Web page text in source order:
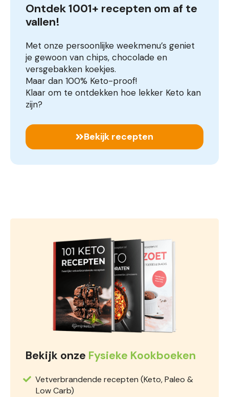
Ontdek 1001+ recepten om af te
vallen!
Met onze persoonlijke weekmenu’s geniet
je gewoon van chips, chocolade en
versgebakken koekjes.
Maar dan 100% Keto-proof!
Klaar om te ontdekken hoe lekker Keto kan
zijn?
Bekijk recepten
Bekijk onze Fysieke Kookboeken
Vetverbrandende recepten (Keto, Paleo &
Low Carb)